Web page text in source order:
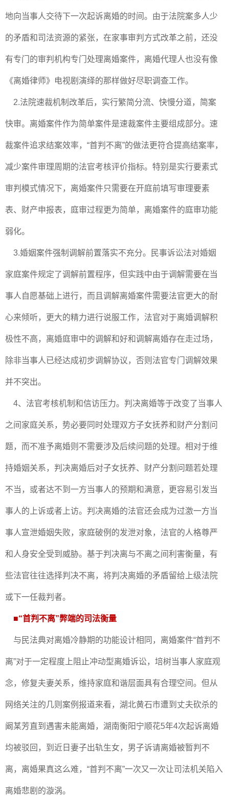
地向当事人交待下一次起诉离婚的时间。由于法院案多人少
的矛盾和司法资源的紧张，在家事审判方式改革之前，还没
有专门的审判机构专门处理离婚案件，离婚代理人也没有像
《离婚律师》电视剧演绎的那样做好尽职调查工作。
2.法院速裁机制改革后，实行繁简分流、快慢分道，简案
快审。离婚案件作为简单案件是速裁案件主要组成部分。速
裁案件追求结案效率，“首判不离”的做法更符合提高结案率，
减少案件审理周期的法官考核评价指标。特别是实行要素式
审判模式情况下，离婚案件只需要在开庭前填写审理要素
表、财产申报表，庭审过程更为简单，离婚案件的庭审功能
弱化。
3.婚姻案件强制调解前置落实不充分。民事诉讼法对婚姻
家庭案件规定了调解前置程序，但实践中由于调解需要在当
事人自愿基础上进行，而且调解离婚案件需要法官更大的耐
心来倾听，更大的精力进行说服工作，法官对于离婚调解积
极性不高，离婚庭审中的调解和好和调解离婚存在走过场，
除非当事人已经达成初步调解协议，否则法官专门调解效果
并不突出。
4、法官考核机制和信访压力。判决离婚等于改变了当事人
之间家庭关系，势必要同时处理双方子女抚养和财产分割问
题，而不准予离婚则不需要涉及后续问题的处理。相对于维
持婚姻关系，判决离婚后对子女抚养、财产分割问题若处理
不当，或者达不到一方当事人的预期和满意，更容易引发当
事人的上诉或者上访。判决离婚的法官还会成为过激一方当
事人宣泄婚姻失败，家庭破例的发泄对象，法官的人格尊严
和人身安全受到威胁。基于判决离与不离之间利害衡量，有
些法官往往选择判决不离，将判决离婚的矛盾留给上级法院
或下一任裁判者。
■“首判不离”弊端的司法衡量
与民法典对离婚冷静期的功能设计相同，离婚案件“首判不
离”对于一定程度上阻止冲动型离婚诉讼，培树当事人家庭观
念，修复夫妻关系，维持家庭和谐层面具有合理空间。但从
网络关注的几则案例报道来看，湖北黄石市遭到丈夫砍杀的
阚某芳直到遇害未能离婚，湖南衡阳宁顺花5年4次起诉离婚
均被驳回，到近日妻子出轨生女，男子诉请离婚被暂判不
离，离婚果真这么难，“首判不离”一次又一次让司法机关陷入
离婚悲剧的漩涡。